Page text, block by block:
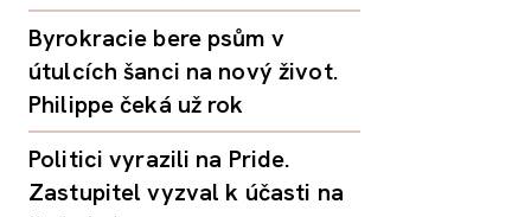
Byrokracie bere psům v
útulcích šanci na nový život.
Philippe čeká už rok
Politici vyrazili na Pride.
Zastupitel vyzval k účasti na